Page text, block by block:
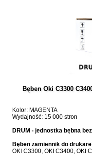
Bęben Oki C3300
Kolor: MAGENTA
Wydajność: 15 000 stron
DRUM - jednostka bębna
Bęben zamiennik do
OKI C3300, OKI C3400, OKI